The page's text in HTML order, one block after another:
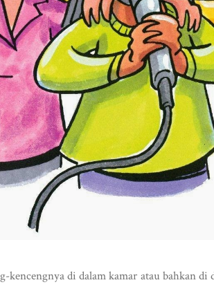
kencengnya di dalam kamar atau bahkan di